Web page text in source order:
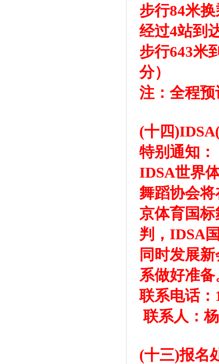
步行84米
经过4站到
步行643米
分）
注：全程
(十四
特别通知：
IDSA世界
舞蹈协会
京体育国
判，IDSA
同时发展
系做好准备
联系电话
联系人：
(十三)报名